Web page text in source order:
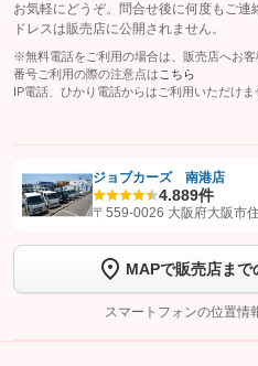
お気軽にどうぞ。問合せ後に何度もご
ドレスは販売店に公開されません。
※無料電話をご利用の場合は、販売店へお
番号ご利用の際の注意点は こちら
IP電話、ひかり電話からはご利用いただけま
【STEP1】
認証画面でグーネットを友
トーク画面で
ボタンをタ
完了してください。
こちら
ジョブカーズ 南港店
4.889件
〒559-0026 大阪府大阪市
MAPで販売店まで
スマートフォンの位置情